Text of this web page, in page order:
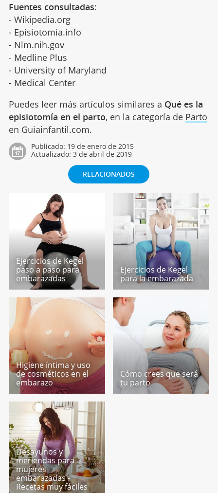
Fuentes consultadas:
- Wikipedia.org
- Episiotomia.info
- Nlm.nih.gov
- Medline Plus
- University of Maryland
- Medical Center
Puedes leer más artículos similares a Qué es la
episiotomía en el parto, en la categoría de Parto
en Guiainfantil.com.
Publicado: 19 de enero de 2015
Actualizado: 3 de abril de 2019
RELACIONADOS
Ejercicios de Kegel
paso a paso para
embarazadas
Ejercicios de Kegel
para la embarazada
Higiene íntima y uso
de cosméticos en el
embarazo
Cómo crees que será
tu parto
Desayunos y
meriendas para
mujeres
embarazadas -
Recetas muy fáciles